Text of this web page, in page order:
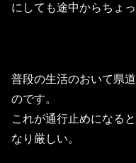
にしても途中からちょ
普段の生活のおいて県
のです。
これが通行止めになる
なり厳しい。